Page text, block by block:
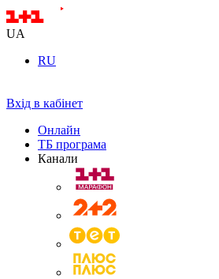
UA
RU
Вхід в кабінет
Онлайн
ТБ програма
Канали